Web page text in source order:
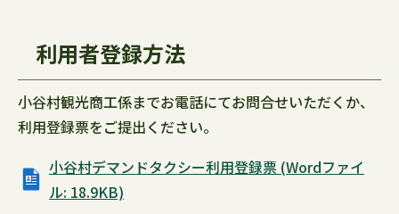
利用者登録方法
小谷村観光商工係までお電話にてお問合せいただくか、
利用登録票をご提出ください。
小谷村デマンドタクシー利用登録票 (Wordファイ
ル: 18.9KB)